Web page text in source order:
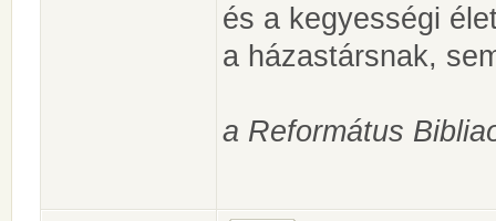
és a kegyességi
a házastársnak,
a Református